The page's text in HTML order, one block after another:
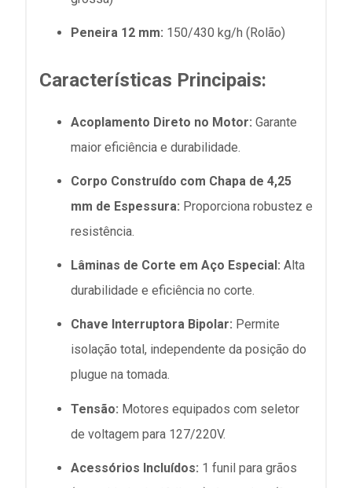
Peneira 12 mm: 150/430 kg/h (Rolão)
Características Principais:
Acoplamento Direto no Motor: Garante
maior eficiência e durabilidade.
Corpo Construído com Chapa de 4,25
mm de Espessura: Proporciona robustez e
resistência.
Lâminas de Corte em Aço Especial: Alta
durabilidade e eficiência no corte.
Chave Interruptora Bipolar: Permite
isolação total, independente da posição do
plugue na tomada.
Tensão: Motores equipados com seletor
de voltagem para 127/220V.
Acessórios Incluídos: 1 funil para grãos